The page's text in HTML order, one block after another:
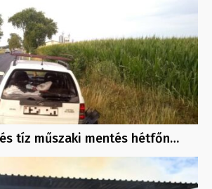
tíz műszaki mentés hétfőn…